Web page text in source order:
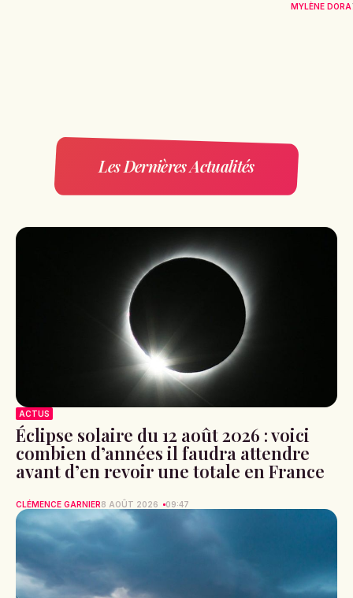
MYLÈNE DORA
Les Dernières Actualités
ACTUS
Éclipse solaire du 12 août 2026 : voici
combien d’années il faudra attendre
avant d’en revoir une totale en France
CLÉMENCE GARNIER8 AOÛT 2026 09:47